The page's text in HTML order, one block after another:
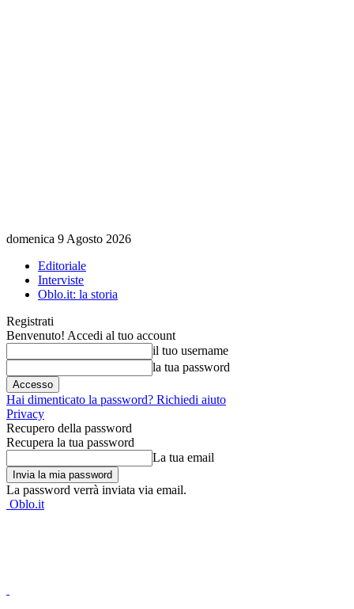
domenica 9 Agosto 2026
Editoriale
Interviste
Oblo.it: la storia
Registrati
Benvenuto! Accedi al tuo account
il tuo username
la tua password
Hai dimenticato la password? Richiedi aiuto
Privacy
Recupero della password
Recupera la tua password
La tua email
La password verrà inviata via email.
Oblo.it